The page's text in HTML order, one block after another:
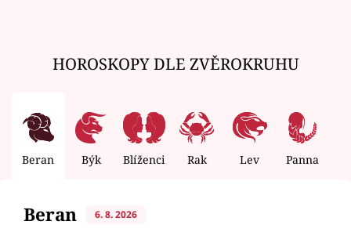
HOROSKOPY DLE ZVĚROKRUHU
Beran Býk Blíženci Rak Lev Panna
Beran 6. 8. 2026